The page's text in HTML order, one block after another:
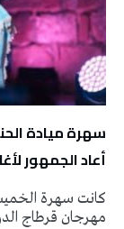
سهرة ميادة
أعاد الجمهور
مهرجان قرطاج